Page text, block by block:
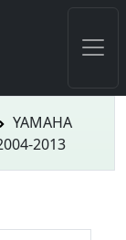
YAMAHA
2013